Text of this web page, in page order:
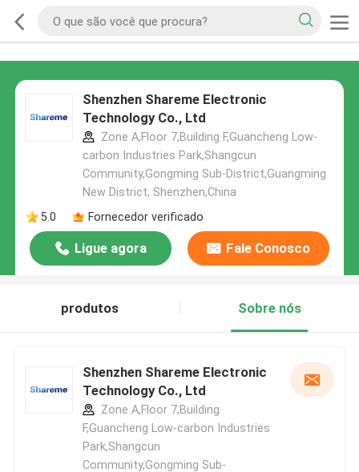
Shenzhen Shareme Electronic
Technology Co., Ltd
Zone A,Floor 7,Building F,Guancheng Low-
carbon Industries Park,Shangcun
Community,Gongming Sub-District,Guangming
New District, Shenzhen,China
5.0
Fornecedor verificado
Ligue agora Fale Conosco
produtos Sobre nós
Shenzhen Shareme Electronic
Technology Co., Ltd
Zone A,Floor 7,Building
F,Guancheng Low-carbon Industries
Park,Shangcun
Community,Gongming Sub-